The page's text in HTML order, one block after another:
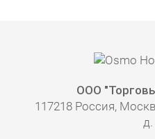
ООО
117218 Россия,
д.